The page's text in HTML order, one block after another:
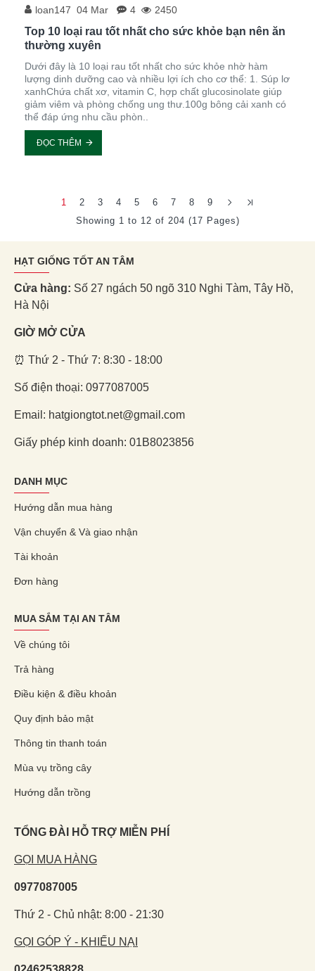
loan147 04 Mar 4 2450
Top 10 loại rau tốt nhất cho sức khỏe bạn nên ăn
thường xuyên
Dưới đây là 10 loại rau tốt nhất cho sức khỏe nhờ hàm
lượng dinh dưỡng cao và nhiều lợi ích cho cơ thể: 1. Súp lơ
xanhChứa chất xơ, vitamin C, hợp chất glucosinolate giúp
giảm viêm và phòng chống ung thư.100g bông cải xanh có
thể đáp ứng nhu cầu phòn..
ĐỌC THÊM
1 2 3 4 5 6 7 8
9
Showing 1 to 12 of 204 (17 Pages)
HẠT GIỐNG TỐT AN TÂM
Cửa hàng: Số 27 ngách 50 ngõ 310 Nghi Tàm, Tây Hồ,
Hà Nội
GIỜ MỞ CỬA
⏰ Thứ 2 - Thứ 7: 8:30 - 18:00
Số điện thoại: 0977087005
Email: hatgiongtot.net@gmail.com
Giấy phép kinh doanh: 01B8023856
DANH MỤC
Hướng dẫn mua hàng
Vận chuyển & Và giao nhận
Tài khoản
Đơn hàng
MUA SẮM TẠI AN TÂM
Về chúng tôi
Trả hàng
Điều kiện & điều khoản
Quy định bảo mật
Thông tin thanh toán
Mùa vụ trồng cây
Hướng dẫn trồng
TỔNG ĐÀI HỖ TRỢ MIỄN PHÍ
GỌI MUA HÀNG
0977087005
Thứ 2 - Chủ nhật: 8:00 - 21:30
GỌI GÓP Ý - KHIẾU NẠI